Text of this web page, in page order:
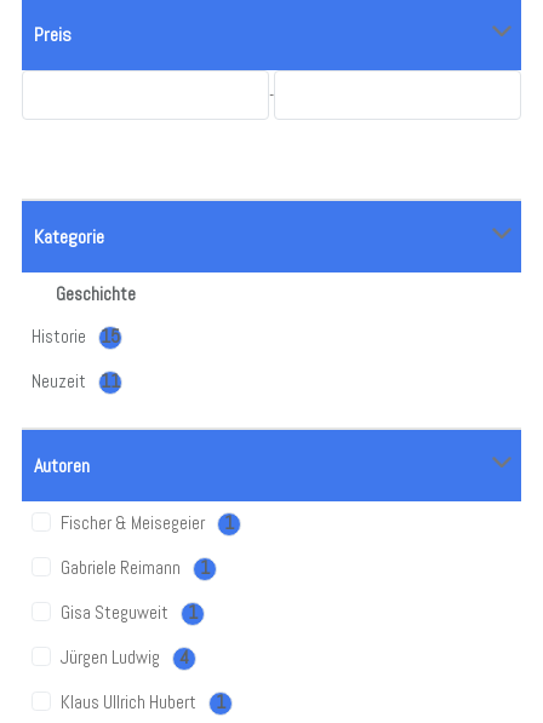
Preis
-
Kategorie
Geschichte
Historie
15
Neuzeit 11
Autoren
Fischer & Meisegeier 1
Gabriele Reimann 1
Gisa Steguweit 1
Jürgen Ludwig 4
Klaus Ullrich Hubert 1